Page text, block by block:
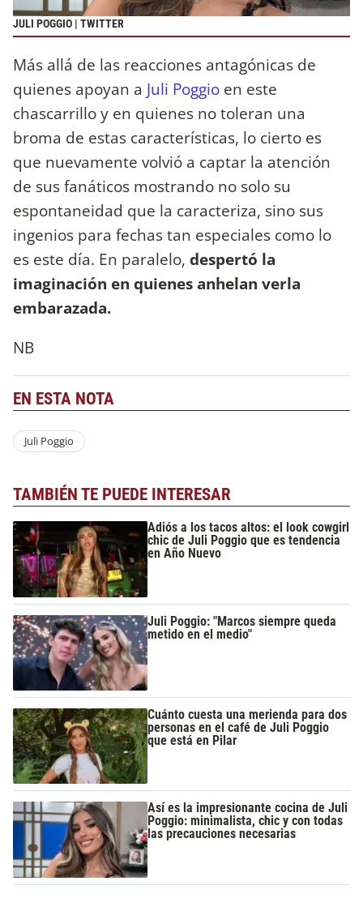
JULI POGGIO | TWITTER
Más allá de las reacciones antagónicas de
quienes apoyan a Juli Poggio en este
chascarrillo y en quienes no toleran una
broma de estas características, lo cierto es
que nuevamente volvió a captar la atención
de sus fanáticos mostrando no solo su
espontaneidad que la caracteriza, sino sus
ingenios para fechas tan especiales como lo
es este día. En paralelo, despertó la
imaginación en quienes anhelan verla
embarazada.
NB
EN ESTA NOTA
Juli Poggio
TAMBIÉN TE PUEDE INTERESAR
Adiós a los tacos altos: el look cowgirl
chic de Juli Poggio que es tendencia
en Año Nuevo
Juli Poggio: "Marcos siempre queda
metido en el medio"
Cuánto cuesta una merienda para dos
personas en el café de Juli Poggio
que está en Pilar
Así es la impresionante cocina de Juli
Poggio: minimalista, chic y con todas
las precauciones necesarias